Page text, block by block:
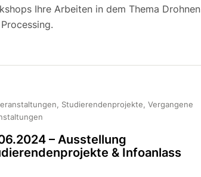
Ihre Arbeiten in dem Thema Drohnen
Studierendenprojekte, Vergangene
– Ausstellung
& Infoanlass